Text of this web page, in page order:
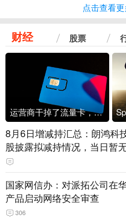
点击查看
财经 股票
运营商干掉了流量卡，他们真的玩不起了
8月6日增减持汇总：朗鸿科
股披露拟减持情况，当日暂
公司披露拟增持情况（表）
国家网信办：对派拓公司在
产品启动网络安全审查
306